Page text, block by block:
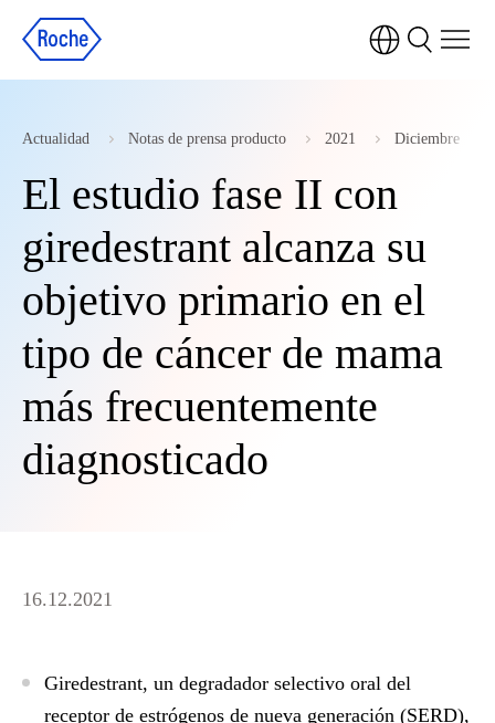
Actualidad Notas de prensa producto 2021 Diciembre
El estudio fase II con
giredestrant alcanza su
objetivo primario en el
tipo de cáncer de mama
más frecuentemente
diagnosticado
16.12.2021
Giredestrant, un degradador selectivo oral del
receptor de estrógenos de nueva generación (SERD),